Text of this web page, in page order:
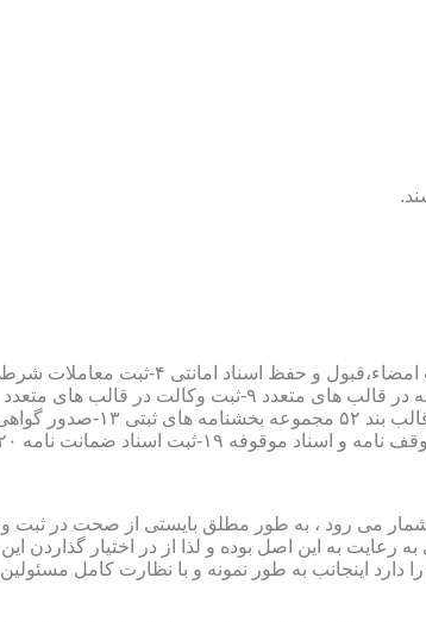
می رود ، به طور مطلق بایستی از صحت در ثبت و
به این اصل بوده و لذا از در اختیار گذاردن این
دارد اینجانب به طور نمونه و با نظارت کامل